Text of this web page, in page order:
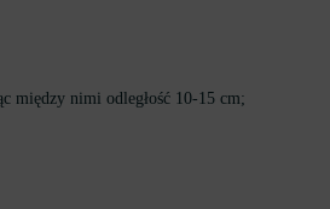
między nimi odległość 10-15 cm;